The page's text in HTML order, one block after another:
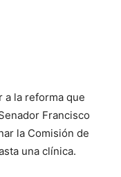
a la reforma que
Francisco
la Comisión de
una clínica.